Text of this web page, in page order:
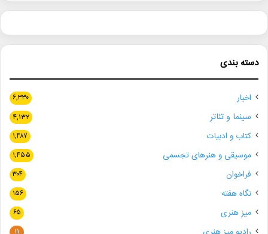
دسته بندی
اخبار ۶,۳۳۰
سینما و تئاتر ۴,۱۳۲
کتاب و ادبیات ۱,۴۸۷
موسیقی و هنرهای تجسمی ۱,۴۵۵
فراخوان ۳۰۴
نگاه هفته ۱۵۶
میز هنری ۶۵